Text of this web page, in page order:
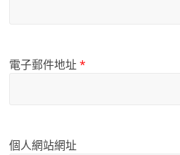
電子郵件地址*
個人網站網址